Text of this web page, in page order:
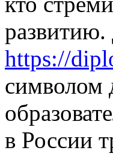
https://
символом
в России